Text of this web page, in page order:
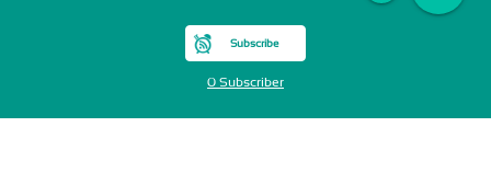
Subscribe
0 Subscriber